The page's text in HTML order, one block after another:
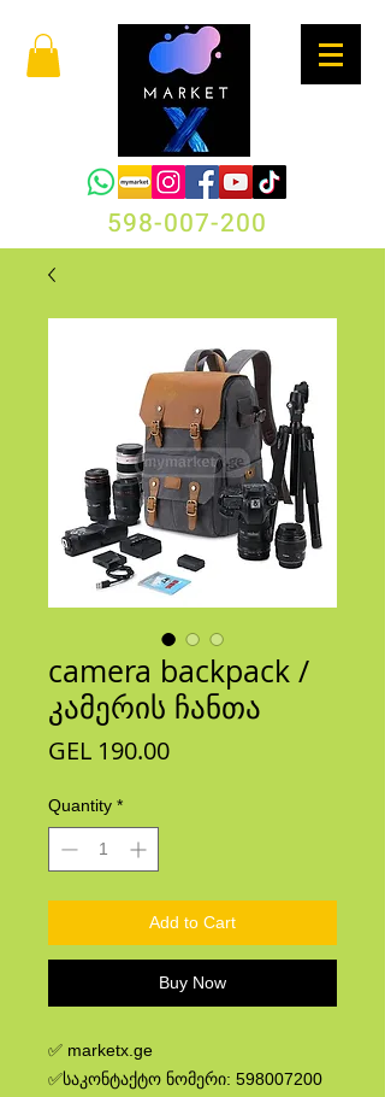
598-007-200
camera backpack /
კამერის ჩანთა
GEL 190.00Price
Quantity *
Add to Cart
Buy Now
✅ marketx.ge
✅საკონტაქტო ნომერი: 598007200